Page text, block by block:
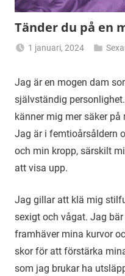
Tänder du på en
1 januari, 2024
Jag är en mogen dam
självständig
känner mig mer säker
Jag är i femtioårsåldern
och min kropp, särskilt
att visa upp.
Jag gillar att klä mig
sexigt och vågat. Jag
framhäver mina kurvor
skor för att förstärka
som jag brukar ha